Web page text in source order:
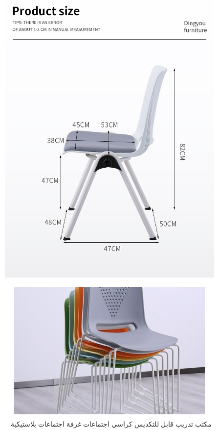
مكتب تدريب قابل للتكديس كراسي اجتماعات غرفة اجتماعات بلاستيكية